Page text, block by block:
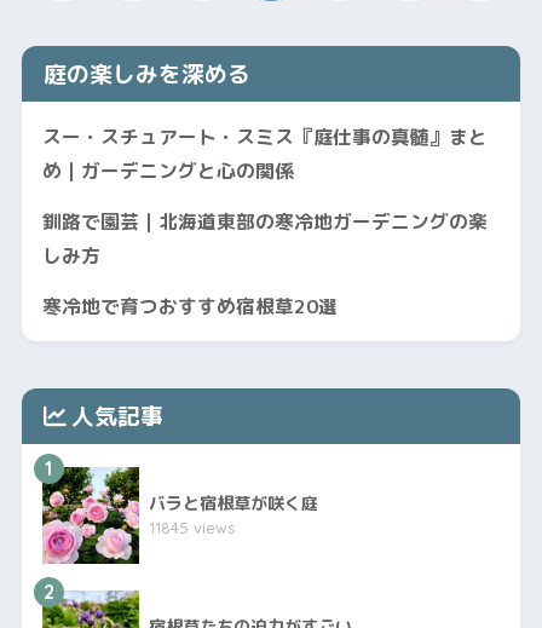
庭の楽しみを深める
スー・スチュアート・スミス『庭仕事の真髄』まと
め｜ガーデニングと心の関係
釧路で園芸｜北海道東部の寒冷地ガーデニングの楽
しみ方
寒冷地で育つおすすめ宿根草20選
人気記事
1
バラと宿根草が咲く庭
11845 views
2